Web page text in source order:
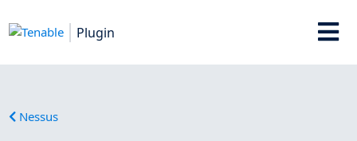
Plugin
Nessus